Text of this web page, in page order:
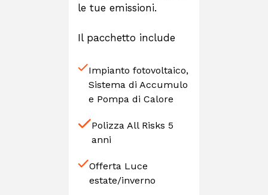
le tue emissioni.
Il pacchetto include
Impianto fotovoltaico,
Sistema di Accumulo
e Pompa di Calore
Polizza All Risks 5
anni
Offerta Luce
estate/inverno